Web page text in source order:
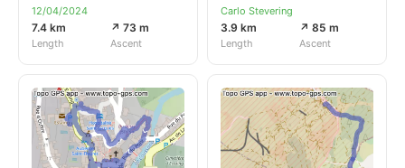
12/04/2024
7.4 km
Length
↗ 73 m
Ascent
Carlo Stevering
3.9 km
Length
↗ 85 m
Ascent